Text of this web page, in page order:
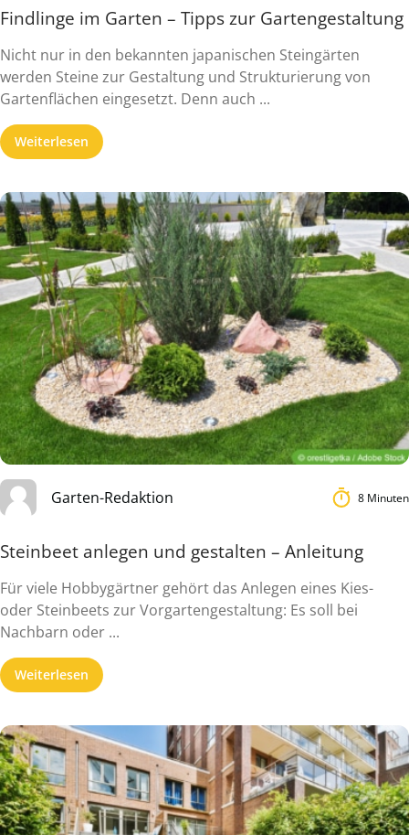
Findlinge im Garten – Tipps zur Gartengestaltung
Nicht nur in den bekannten japanischen Steingärten
werden Steine zur Gestaltung und Strukturierung von
Gartenflächen eingesetzt. Denn auch ...
Weiterlesen
Garten-Redaktion 8 Minuten
Steinbeet anlegen und gestalten – Anleitung
Für viele Hobbygärtner gehört das Anlegen eines Kies-
oder Steinbeets zur Vorgartengestaltung: Es soll bei
Nachbarn oder ...
Weiterlesen